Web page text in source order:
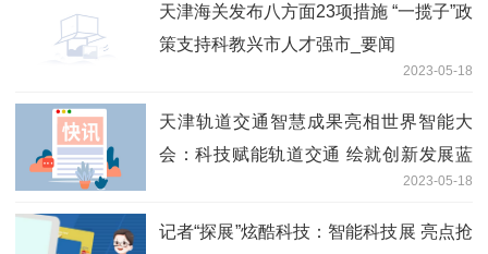
天津海关发布八方面23项措施 “一揽子”政
策支持科教兴市人才强市_要闻
2023-05-18
天津轨道交通智慧成果亮相世界智能大
会：科技赋能轨道交通 绘就创新发展蓝
2023-05-18
记者“探展”炫酷科技：智能科技展 亮点抢